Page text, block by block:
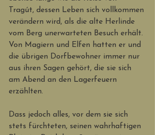
Tragút, dessen Leben sich vollkommen
verändern wird, als die alte Herlinde
vom Berg unerwarteten Besuch erhält.
Von Magiern und Elfen hatten er und
die übrigen Dorfbewohner immer nur
aus ihren Sagen gehört, die sie sich
am Abend an den Lagerfeuern
erzählten.
Dass jedoch alles, vor dem sie sich
stets fürchteten, seinen wahrhaftigen